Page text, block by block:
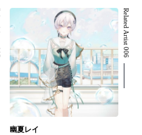
Related Artist 006
幽夏レイ